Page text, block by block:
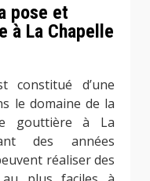
pose et
à La Chapelle
constitué d’une
le domaine de la
gouttière à La
des années
réaliser des